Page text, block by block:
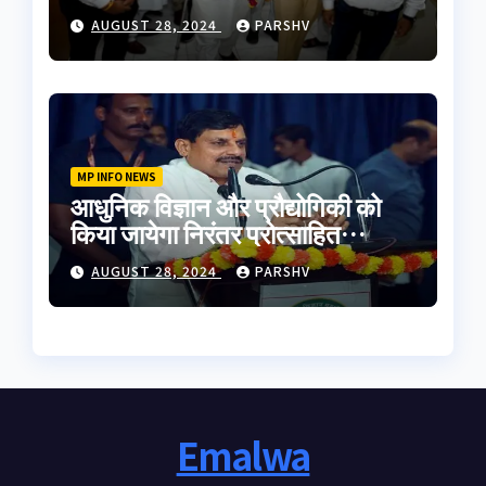
मुलाकात की
AUGUST 28, 2024 PARSHV
MP INFO NEWS
आधुनिक विज्ञान और प्रौद्योगिकी को
किया जायेगा निरंतर प्रोत्साहित
-मुख्यमंत्री डॉ. यादव
AUGUST 28, 2024 PARSHV
Emalwa